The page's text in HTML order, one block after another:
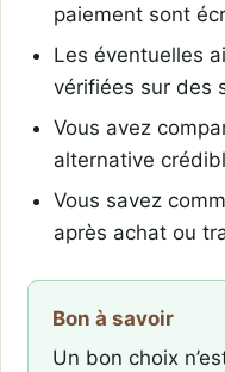
paiement sont
Les éventuelles
vérifiées sur des
Vous avez
alternative
Vous savez
après achat ou
Bon à savoir
Un bon choix